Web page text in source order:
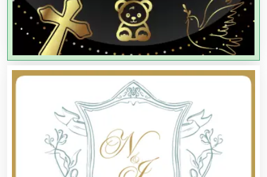
Agencias de Viajes
Agricultores
Agricultura y Ganadería
Agua Purificada